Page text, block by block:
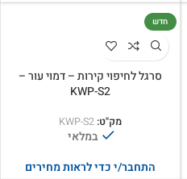
חדש
סרגל לחיפוי קירות – דמוי עור –
KWP-S2
מק"ט: KWP-S2
במלאי
התחבר/י כדי לראות מחירים